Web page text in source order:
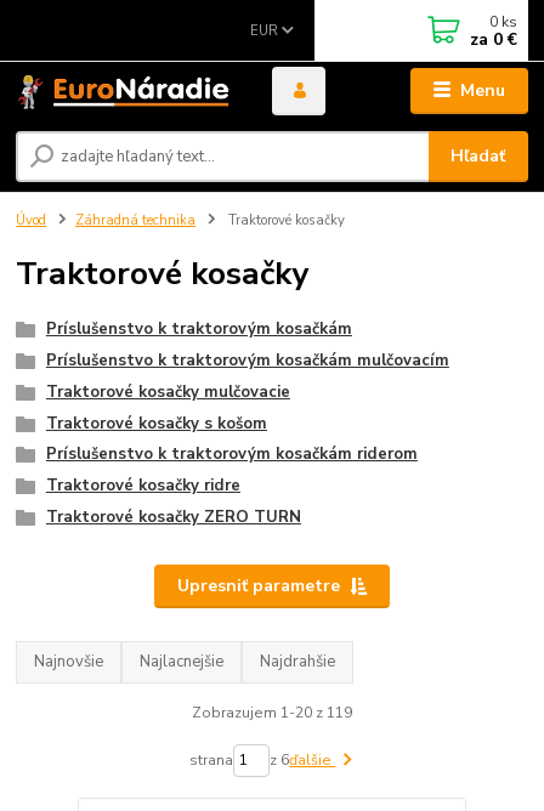
Menu
EUR
Hľadať
0 ks
za 0 €
Úvod Záhradná technika Traktorové kosačky
Traktorové kosačky
Príslušenstvo k traktorovým kosačkám
Príslušenstvo k traktorovým kosačkám mulčovacím
Traktorové kosačky mulčovacie
Traktorové kosačky s košom
Príslušenstvo k traktorovým kosačkám riderom
Traktorové kosačky ridre
Traktorové kosačky ZERO TURN
Upresniť parametre
Najnovšie Najlacnejšie Najdrahšie
Zobrazujem 1-20 z 119
strana z 6ďalšie